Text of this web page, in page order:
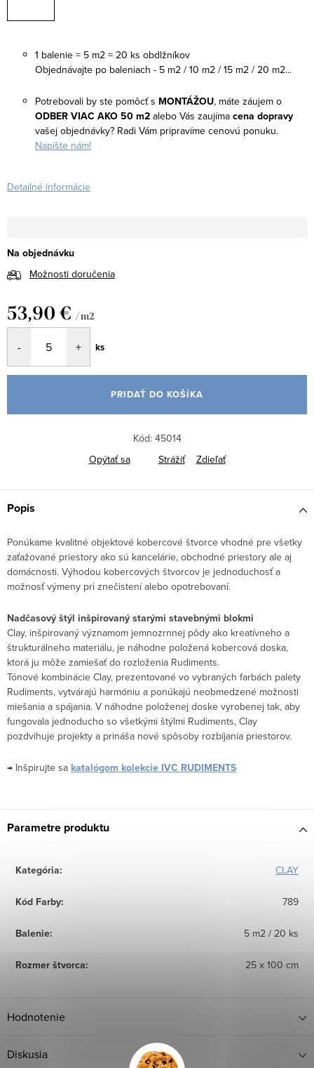
1 balenie = 5 m2 = 20 ks obdlžníkov
Objednávajte po baleniach - 5 m2 / 10 m2 / 15 m2 / 20 m2...
Potrebovali by ste pomôcť s MONTÁŽOU, máte záujem o
ODBER VIAC AKO 50 m2 alebo Vás zaujíma cena dopravy
vašej objednávky? Radi Vám pripravíme cenovú ponuku.
Napíšte nám!
Detailné informácie
Na objednávku
Možnosti doručenia
53,90 € / m2
cena:
ks
PRIDAŤ DO KOŠÍKA
Kód: 45014
Opýtať sa
Strážiť Zdieľať
Popis
Ponúkame kvalitné objektové kobercové štvorce vhodné pre všetky
zaťažované priestory ako sú kancelárie, obchodné priestory ale aj
domácnosti. Výhodou kobercových štvorcov je jednoduchosť a
možnosť výmeny pri znečistení alebo opotrebovaní.
Nadčasový štýl inšpirovaný starými stavebnými blokmi
Clay, inšpirovaný významom jemnozrnnej pôdy ako kreatívneho a
štrukturálneho materiálu, je náhodne položená kobercová doska,
ktorá ju môže zamiešať do rozloženia Rudiments.
Tónové kombinácie Clay, prezentované vo vybraných farbách palety
Rudiments, vytvárajú harmóniu a ponúkajú neobmedzené možnosti
miešania a spájania. V náhodne položenej doske vyrobenej tak, aby
fungovala jednoducho so všetkými štýlmi Rudiments, Clay
pozdvihuje projekty a prináša nové spôsoby rozbíjania priestorov.
→ Inšpirujte sa katalógom kolekcie IVC RUDIMENTS
Parametre produktu
Kategória: CLAY
Kód Farby: 789
Balenie: 5 m2 / 20 ks
Rozmer štvorca: 25 x 100 cm
Hodnotenie
Diskusia